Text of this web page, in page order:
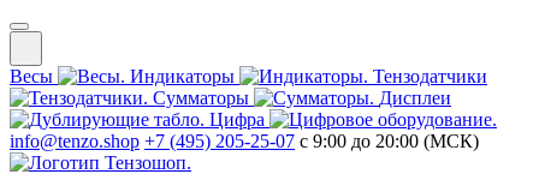
Весы Индикаторы
Тензодатчики
Сумматоры
Дисплеи
Цифра
info@tenzo.shop +7 (495) 205-25-07 с 9:00 до 20:00 (МСК)